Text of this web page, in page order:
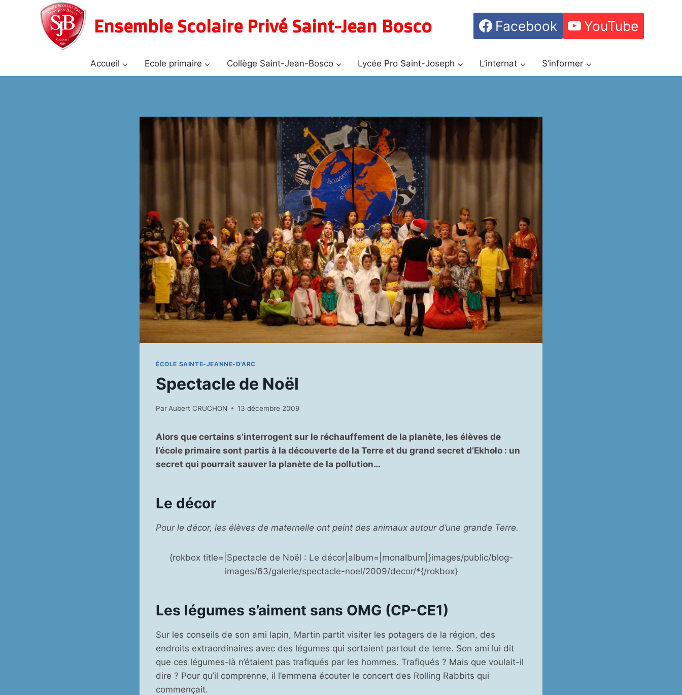
Ensemble Scolaire Privé Saint-Jean Bosco Facebook YouTube
Accueil Ecole primaire Collège Saint-Jean-Bosco Lycée Pro Saint-Joseph L’internat S’informer
ÉCOLE SAINTE-JEANNE-D'ARC
Spectacle de Noël
Par Aubert CRUCHON 13 décembre 2009
Alors que certains s’interrogent sur le réchauffement de la planète, les élèves de
l’école primaire sont partis à la découverte de la Terre et du grand secret d’Ekholo : un
secret qui pourrait sauver la planète de la pollution…
Le décor
Pour le décor, les élèves de maternelle ont peint des animaux autour d’une grande Terre.
{rokbox title=|Spectacle de Noël : Le décor|album=|monalbum|}images/public/blog-
images/63/galerie/spectacle-noel/2009/decor/*{/rokbox}
Les légumes s’aiment sans OMG (CP-CE1)
Sur les conseils de son ami lapin, Martin partit visiter les potagers de la région, des
endroits extraordinaires avec des légumes qui sortaient partout de terre. Son ami lui dit
que ces légumes-là n’étaient pas trafiqués par les hommes. Trafiqués ? Mais que voulait-il
dire ? Pour qu’il comprenne, il l’emmena écouter le concert des Rolling Rabbits qui
commençait.